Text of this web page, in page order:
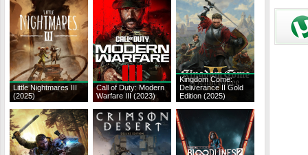
Little Nightmares III
(2025)
Call of Duty: Modern
Warfare III (2023)
Kingdom Come:
Deliverance II Gold
Edition (2025)